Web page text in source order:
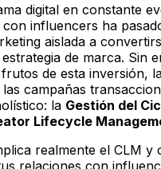
digital en constante
influencers ha
aislada a
de marca. Sin
de esta inversión,
campañas
la Gestión del
Lifecycle
realmente el CLM y
relaciones con